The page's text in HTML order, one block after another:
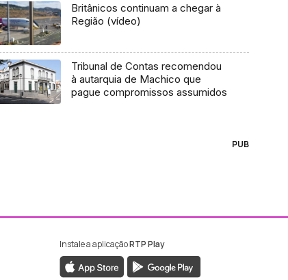
Britânicos continuam a chegar à
Região (vídeo)
Tribunal de Contas recomendou
à autarquia de Machico que
pague compromissos assumidos
PUB
da RTP Madeira
da RTP Madeira
Instale a aplicaçãoRTP Play